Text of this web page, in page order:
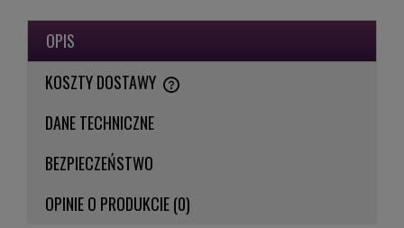
OPIS
KOSZTY DOSTAWY
CENA NIE ZAWIERA EWENTUALNYCH KOSZTÓW PŁATNOŚCI
DANE TECHNICZNE
BEZPIECZEŃSTWO
OPINIE O PRODUKCIE (0)